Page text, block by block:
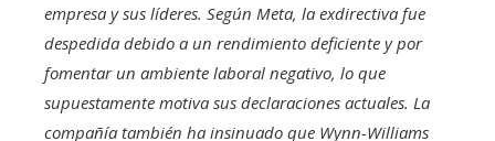
empresa y sus líderes. Según Meta, la exdirectiva fue
despedida debido a un rendimiento deficiente y por
fomentar un ambiente laboral negativo, lo que
supuestamente motiva sus declaraciones actuales. La
compañía también ha insinuado que Wynn-Williams